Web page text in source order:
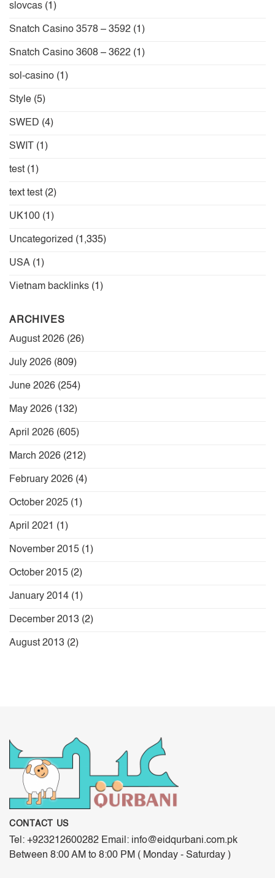
slovcas (1)
Snatch Casino 3578 – 3592 (1)
Snatch Casino 3608 – 3622 (1)
sol-casino (1)
Style (5)
SWED (4)
SWIT (1)
test (1)
text test (2)
UK100 (1)
Uncategorized (1,335)
USA (1)
Vietnam backlinks (1)
ARCHIVES
August 2026 (26)
July 2026 (809)
June 2026 (254)
May 2026 (132)
April 2026 (605)
March 2026 (212)
February 2026 (4)
October 2025 (1)
April 2021 (1)
November 2015 (1)
October 2015 (2)
January 2014 (1)
December 2013 (2)
August 2013 (2)
CONTACT US
Tel: +923212600282 Email: info@eidqurbani.com.pk
Between 8:00 AM to 8:00 PM ( Monday - Saturday )